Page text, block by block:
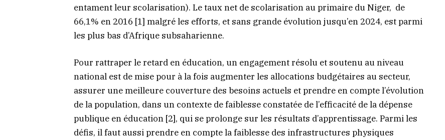
entament leur scolarisation). Le taux net de scolarisation au primaire du Niger, de
66,1% en 2016 [1] malgré les efforts, et sans grande évolution jusqu’en 2024, est parmi
les plus bas d’Afrique subsaharienne.
Pour rattraper le retard en éducation, un engagement résolu et soutenu au niveau
national est de mise pour à la fois augmenter les allocations budgétaires au secteur,
assurer une meilleure couverture des besoins actuels et prendre en compte l’évolution
de la population, dans un contexte de faiblesse constatée de l’efficacité de la dépense
publique en éducation [2], qui se prolonge sur les résultats d’apprentissage. Parmi les
défis, il faut aussi prendre en compte la faiblesse des infrastructures physiques